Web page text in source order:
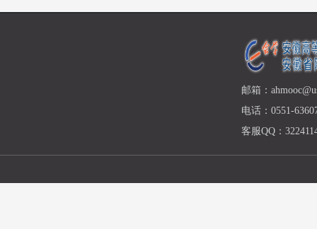
邮箱：
电话：0551-
客服QQ：